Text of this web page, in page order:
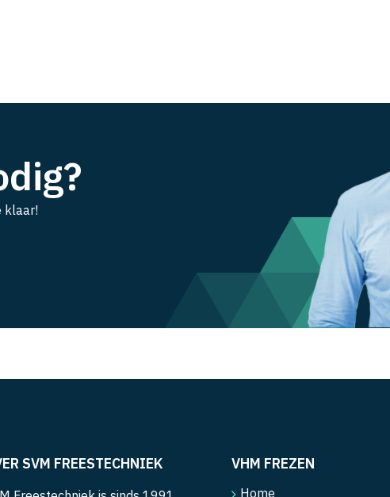
klaar!
SVM FREESTECHNIEK VHM FREZEN
Home